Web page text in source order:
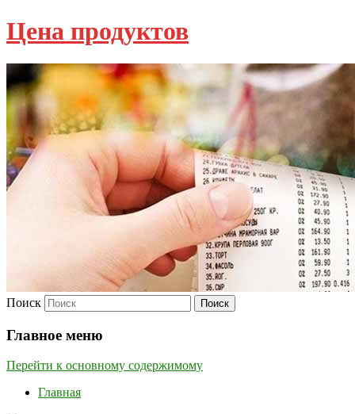
Цена продуктов
Поиск
Главное меню
Перейти к основному содержимому
Главная